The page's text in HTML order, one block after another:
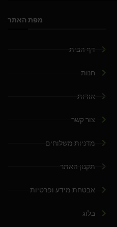
מפת האתר
דף הבית
חנות
אודות
צור קשר
מדניות משלוחים
תקנון האתר
אבטחת מידע ופרטיות
בלוג